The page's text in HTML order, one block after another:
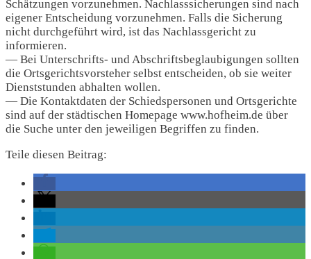
Schätzungen vorzunehmen. Nachlasssicherungen sind nach
eigener Entscheidung vorzunehmen. Falls die Sicherung
nicht durchgeführt wird, ist das Nachlassgericht zu
informieren.
— Bei Unterschrifts- und Abschriftsbeglaubigungen sollten
die Ortsgerichtsvorsteher selbst entscheiden, ob sie weiter
Dienststunden abhalten wollen.
— Die Kontaktdaten der Schiedspersonen und Ortsgerichte
sind auf der städtischen Homepage www.hofheim.de über
die Suche unter den jeweiligen Begriffen zu finden.
Teile diesen Beitrag: